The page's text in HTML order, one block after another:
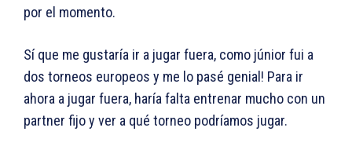
por el momento.
Sí que me gustaría ir a jugar fuera, como júnior fui a
dos torneos europeos y me lo pasé genial! Para ir
ahora a jugar fuera, haría falta entrenar mucho con un
partner fijo y ver a qué torneo podríamos jugar.